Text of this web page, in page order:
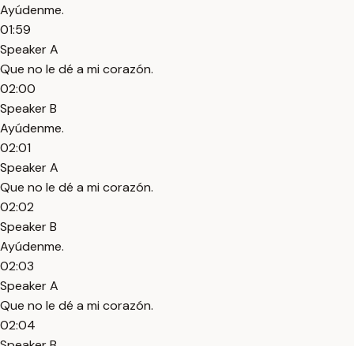
Ayúdenme.
01:59
Speaker A
Que no le dé a mi corazón.
02:00
Speaker B
Ayúdenme.
02:01
Speaker A
Que no le dé a mi corazón.
02:02
Speaker B
Ayúdenme.
02:03
Speaker A
Que no le dé a mi corazón.
02:04